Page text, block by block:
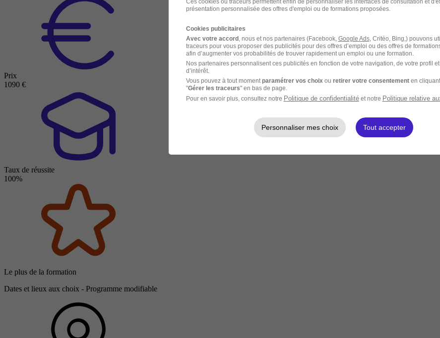
Prix
1090 €
Taux de réussite
100%
Le plus de la formation
Dates et lieux aux choix - Programme modifiable
présentation personnalisée des offres d'emploi ou de formations proposées.
Cookies publicitaires
Avec votre accord, nous et nos partenaires (Facebook, Google Ads, Critéo, Bing,) pouvons
traceurs pour vous proposer des publicités pour des offres d’emploi ou des offres de
afin d’augmenter vos probabilités de trouver rapidement un emploi ou une formation.
Nos partenaires personnalisent ces publicités en fonction de votre navigation, de votre profil
d’intérêt.
Vous pouvez à tout moment paramétrer vos choix ou retirer votre consentementen
"Gérer les traceurs" en bas de page.
Pour en savoir plus, consultez notre Politique de confidentialitéet notre Politique relative
Personnaliser mes choix Tout accepter